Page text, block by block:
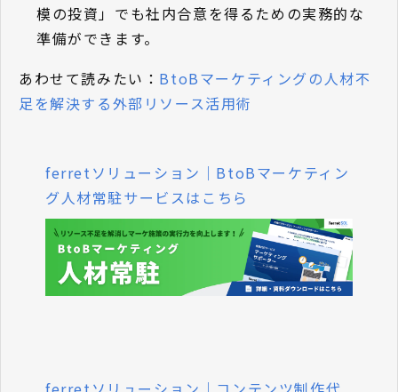
模の投資」でも社内合意を得るための実務的な
準備ができます。
あわせて読みたい： BtoBマーケティングの人材不
足を解決する外部リソース活用術
ferretソリューション｜BtoBマーケティン
グ人材常駐サービスはこちら